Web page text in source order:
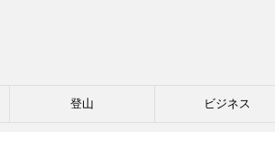
登山 ビジネス